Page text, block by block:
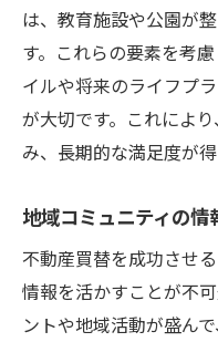
は、教育施設や公園が
す。これらの要素を考
イルや将来のライフプ
が大切です。これによ
み、長期的な満足度が得
地域コミュニティの情
不動産買替を成功させ
情報を活かすことが不
ントや地域活動が盛ん